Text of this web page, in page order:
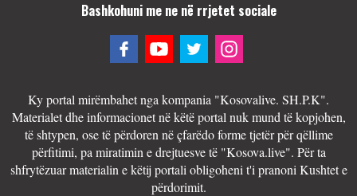
Bashkohuni me ne në rrjetet sociale
Ky portal mirëmbahet nga kompania "Kosovalive. SH.P.K".
Materialet dhe informacionet në këtë portal nuk mund të kopjohen,
të shtypen, ose të përdoren në çfarëdo forme tjetër për qëllime
përfitimi, pa miratimin e drejtuesve të "Kosova.live". Për ta
shfrytëzuar materialin e këtij portali obligoheni t'i pranoni Kushtet e
përdorimit.